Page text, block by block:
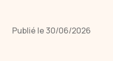
Publié le 30/06/2026